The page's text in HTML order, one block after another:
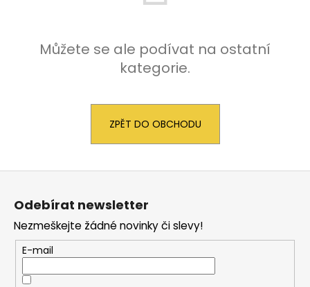
Můžete se ale podívat na ostatní
kategorie.
ZPĚT DO OBCHODU
a
í
t
?
Odebírat newsletter
Nezmeškejte žádné novinky či slevy!
E-mail